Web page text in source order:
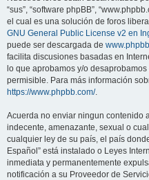
“sus”, “software phpBB”,
el cual es una solución de foros
GNU General Public License v2 en
puede ser descargada de
facilita discusiones basadas en
lo que aprobamos y/o
permisible. Para más información
https://www.phpbb.com/.
Acuerda no enviar ningun contenido
indecente, amenazante, sexual o
cualquier ley de su país, el país
Español” está instalado o Leyes
inmediata y permanentemente
notificación a su Proveedor de